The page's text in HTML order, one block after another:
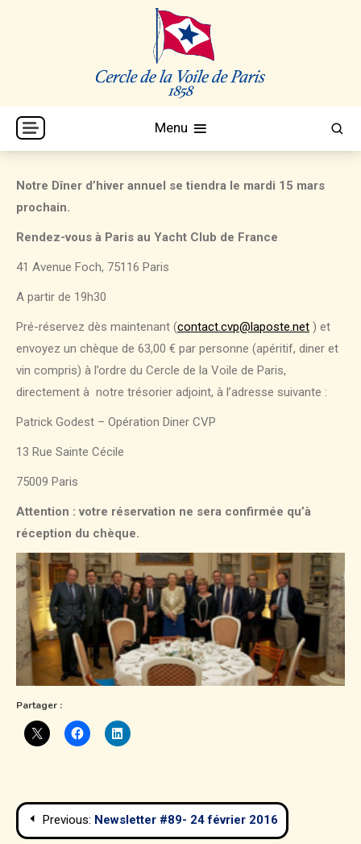
CVP
Cercle de la Voile de Paris
Menu
Notre Dîner d’hiver annuel se tiendra le mardi 15 mars
prochain.
Rendez-vous à Paris au Yacht Club de France
41 Avenue Foch, 75116 Paris
A partir de 19h30
Pré-réservez dès maintenant (contact.cvp@laposte.net ) et
envoyez un chèque de 63,00 € par personne (apéritif, diner et
vin compris) à l’ordre du Cercle de la Voile de Paris,
directement à notre trésorier adjoint, à l’adresse suivante :
Patrick Godest – Opération Diner CVP
13 Rue Sainte Cécile
75009 Paris
Attention : votre réservation ne sera confirmée qu’à
réception du chèque.
Partager :
Navigation
Previous: Newsletter #89- 24 février 2016